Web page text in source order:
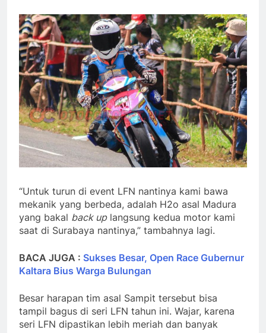
“Untuk turun di event LFN nantinya kami bawa
mekanik yang berbeda, adalah H2o asal Madura
yang bakal back uplangsung kedua motor kami
saat di Surabaya nantinya,” tambahnya lagi.
BACA JUGA : Sukses Besar, Open Race Gubernur
Kaltara Bius Warga Bulungan
Besar harapan tim asal Sampit tersebut bisa
tampil bagus di seri LFN tahun ini. Wajar, karena
seri LFN dipastikan lebih meriah dan banyak